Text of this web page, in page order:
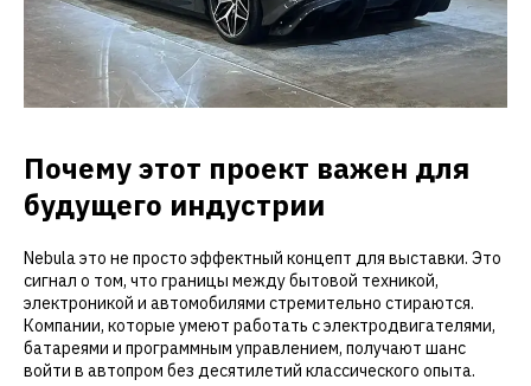
Почему этот проект важен для
будущего индустрии
Nebula это не просто эффектный концепт для выставки. Это
сигнал о том, что границы между бытовой техникой,
электроникой и автомобилями стремительно стираются.
Компании, которые умеют работать с электродвигателями,
батареями и программным управлением, получают шанс
войти в автопром без десятилетий классического опыта.